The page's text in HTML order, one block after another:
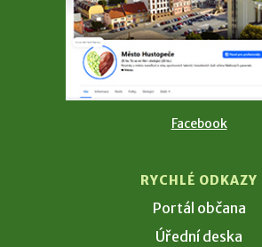
Facebook
RYCHLÉ ODKAZY
Portál občana
Úřední deska